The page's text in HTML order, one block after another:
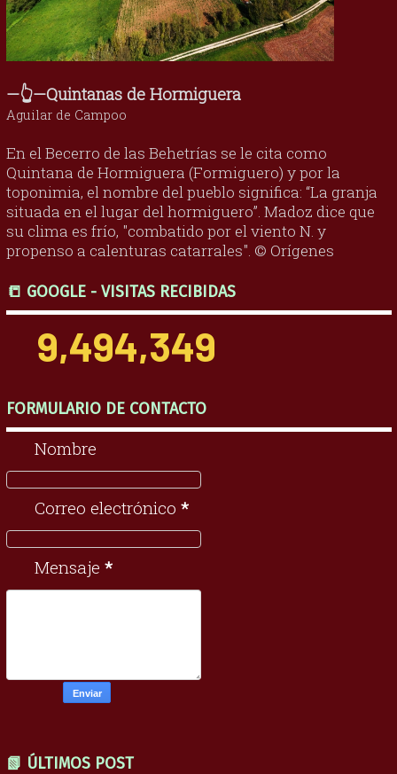
—👆—Quintanas de Hormiguera
Aguilar de Campoo
En el Becerro de las Behetrías se le cita como
Quintana de Hormiguera (Formiguero) y por la
toponimia, el nombre del pueblo significa: “La granja
situada en el lugar del hormiguero”. Madoz dice que
su clima es frío, "combatido por el viento N. y
propenso a calenturas catarrales". © Orígenes
📒 GOOGLE - VISITAS RECIBIDAS
9,494,349
FORMULARIO DE CONTACTO
Nombre
Correo electrónico *
Mensaje *
📗 ÚLTIMOS POST